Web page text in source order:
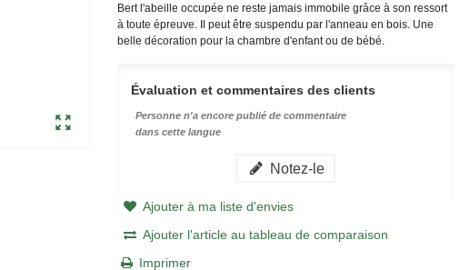
Bert l'abeille occupée ne reste jamais immobile grâce à son ressort
à toute épreuve. Il peut être suspendu par l'anneau en bois. Une
belle décoration pour la chambre d'enfant ou de bébé.
Évaluation et commentaires des clients
Personne n'a encore publié de commentaire
dans cette langue
Notez-le
Ajouter à ma liste d'envies
Ajouter l'article au tableau de comparaison
Imprimer